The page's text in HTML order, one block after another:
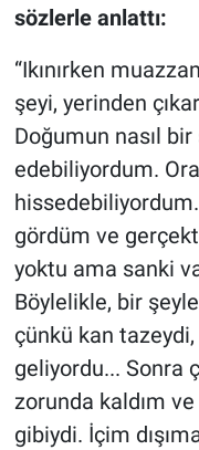
sözlerle anlattı:
“Ikınırken
şeyi, yerinden
Doğumun nasıl
edebiliyordum.
gördüm ve
yoktu ama sanki
Böylelikle, bir
çünkü kan
geliyordu... Sonra
zorunda kaldım
gibiydi. İçim